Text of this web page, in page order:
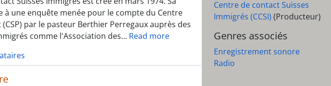
à une enquête menée pour le compte du Centre
par le pasteur Berthier Perregaux auprès des
comme l'Association des… Read more
Centre de contact Suisses
Immigrés (CCSI) (Producteur)
Genres associés
Enregistrement sonore
Radio